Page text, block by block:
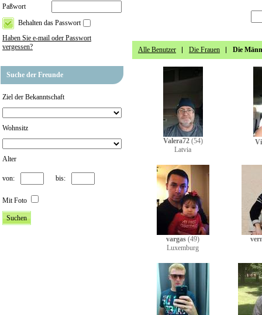
Paßwort
Behalten das Passwort
Haben Sie e-mail oder Passwort
vergessen?
Suche der Freunde
Ziel der Bekanntschaft
Wohnsitz
Alter
von: bis:
Mit Foto
Alle Benutzer Die Frauen Die
Valera72 (54)
Latvia
vargas (49)
Luxemburg